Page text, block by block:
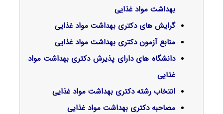
بهداشت مواد غذایی
گرایش‌ های دکتری بهداشت مواد غذایی
منابع آزمون دکتری بهداشت مواد غذایی
دانشگاه های دارای پذیرش دکتری بهداشت مواد
غذایی
انتخاب رشته دکتری بهداشت مواد غذایی
مصاحبه دکتری بهداشت مواد غذایی